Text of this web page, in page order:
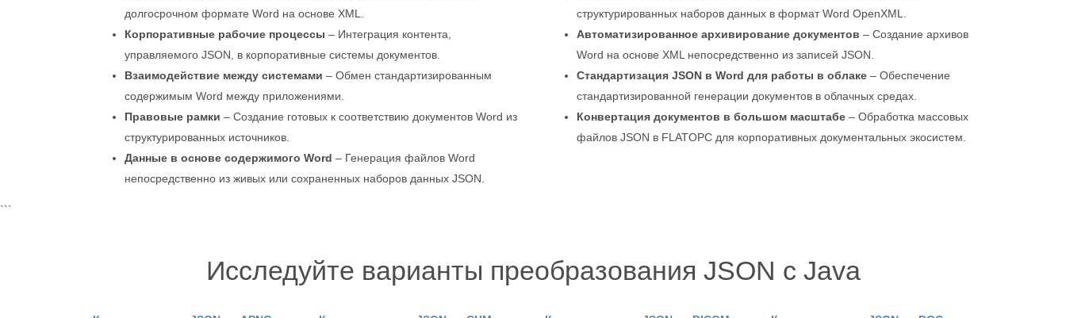
долгосрочном формате Word на основе XML.
Корпоративные рабочие процессы – Интеграция контента,
управляемого JSON, в корпоративные системы документов.
Взаимодействие между системами – Обмен стандартизированным
содержимым Word между приложениями.
Правовые рамки – Создание готовых к соответствию документов Word из
структурированных источников.
Данные в основе содержимого Word – Генерация файлов Word
непосредственно из живых или сохраненных наборов данных JSON.
структурированных наборов данных в формат Word OpenXML.
Автоматизированное архивирование документов – Создание архивов
Word на основе XML непосредственно из записей JSON.
Стандартизация JSON в Word для работы в облаке – Обеспечение
стандартизированной генерации документов в облачных средах.
Конвертация документов в большом масштабе – Обработка массовых
файлов JSON в FLATOPC для корпоративных документальных экосистем.
```
Исследуйте варианты преобразования JSON с Java